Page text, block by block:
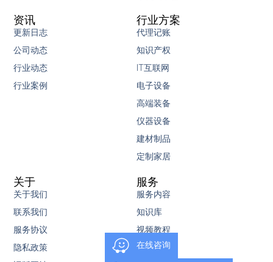
行业方案
代理记账
知识产权
IT互联网
电子设备
高端装备
仪器设备
建材制品
定制家居
资讯
更新日志
公司动态
行业动态
行业案例
服务
服务内容
知识库
视频教程
下载
关于
关于我们
联系我们
服务协议
隐私政策
在线咨询